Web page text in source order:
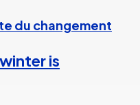
du changement
is